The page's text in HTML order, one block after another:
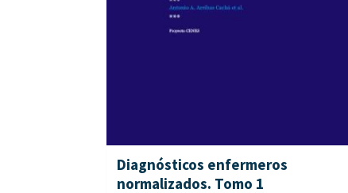
Diagnósticos enfermeros
normalizados. Tomo 1